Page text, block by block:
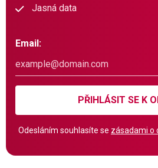
Jasná data
Email:
PŘIHLÁSIT SE K
Odesláním souhlasíte se zásadami o